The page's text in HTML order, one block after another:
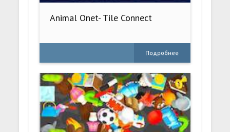
Animal Onet- Tile Connect
Подробнее